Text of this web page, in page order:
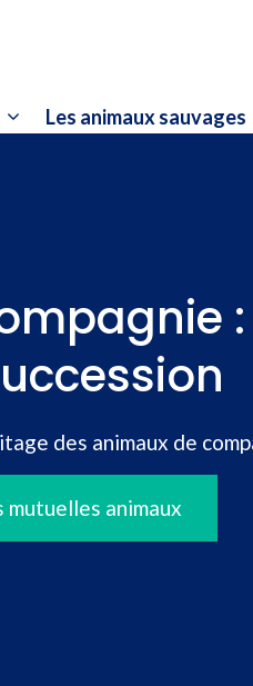
Les animaux sauvages
des animaux de
mutuelles animaux